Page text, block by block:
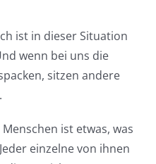
ist in dieser Situation
wenn bei uns die
sitzen andere
ist etwas, was
einzelne von ihnen